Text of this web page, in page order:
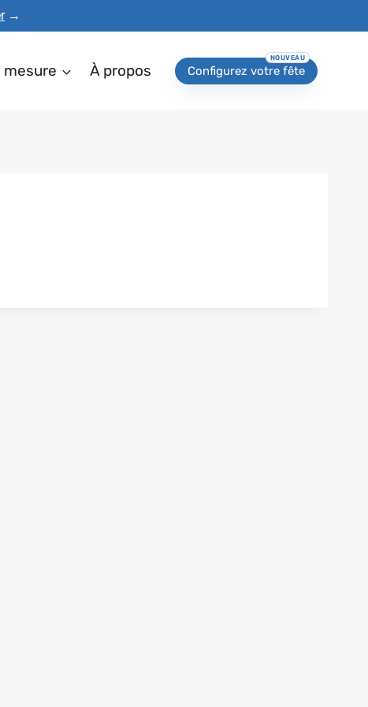
→
À propos Configurez votre fête